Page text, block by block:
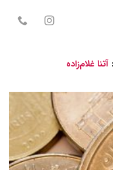
آتنا غلام‌زاده